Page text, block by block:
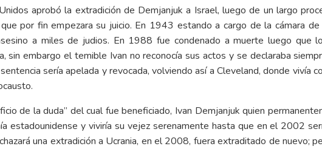
aprobó la extradición de Demjanjuk a Israel, luego de un largo
por fin empezara su juicio. En 1943 estando a cargo de la cámara
a miles de judios. En 1988 fue condenado a muerte luego que
sin embargo el temible Ivan no reconocía sus actos y se declaraba
sería apelada y revocada, volviendo así a Cleveland, donde vivía
de la duda” del cual fue beneficiado, Ivan Demjanjuk quien
estadounidense y viviría su vejez serenamente hasta que en el 2002
una extradición a Ucrania, en el 2008, fuera extraditado de nuevo;